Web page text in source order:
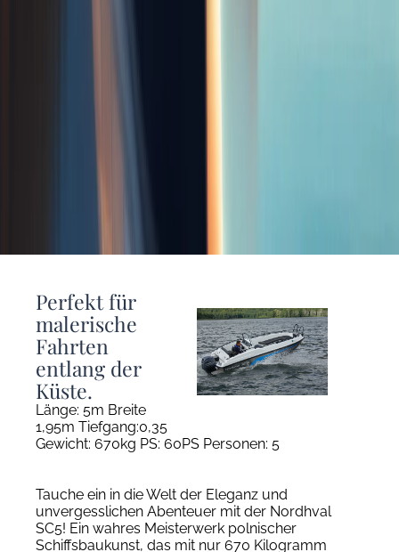
Perfekt für
malerische
Fahrten
entlang der
Küste.
Länge: 5m Breite
1,95m Tiefgang:0,35
Gewicht: 670kg PS: 60PS Personen: 5
Tauche ein in die Welt der Eleganz und
unvergesslichen Abenteuer mit der Nordhval
SC5! Ein wahres Meisterwerk polnischer
Schiffsbaukunst, das mit nur 670 Kilogramm